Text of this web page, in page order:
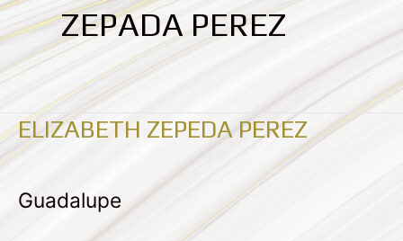
ZEPADA PEREZ
ELIZABETH ZEPEDA PEREZ
Guadalupe
ELIZABETH
PEREZ